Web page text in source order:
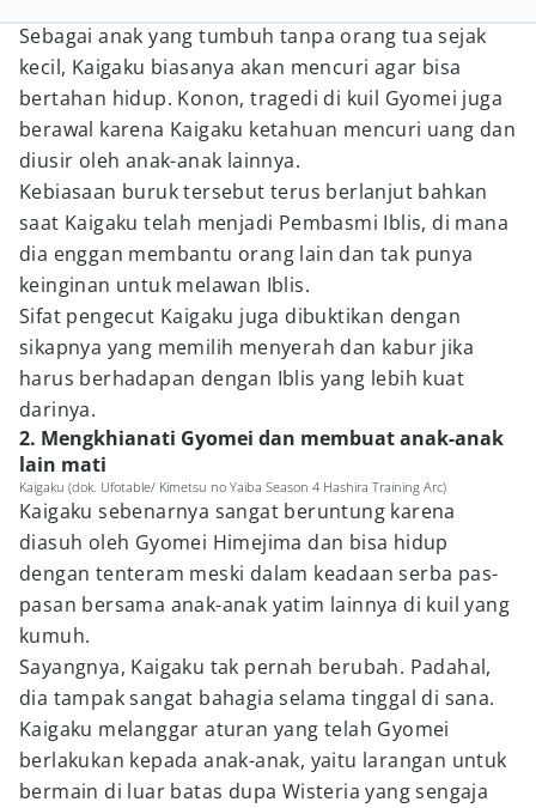
Sebagai anak yang tumbuh tanpa orang tua sejak
kecil, Kaigaku biasanya akan mencuri agar bisa
bertahan hidup. Konon, tragedi di kuil Gyomei juga
berawal karena Kaigaku ketahuan mencuri uang dan
diusir oleh anak-anak lainnya.
Kebiasaan buruk tersebut terus berlanjut bahkan
saat Kaigaku telah menjadi Pembasmi Iblis, di mana
dia enggan membantu orang lain dan tak punya
keinginan untuk melawan Iblis.
Sifat pengecut Kaigaku juga dibuktikan dengan
sikapnya yang memilih menyerah dan kabur jika
harus berhadapan dengan Iblis yang lebih kuat
darinya.
2. Mengkhianati Gyomei dan membuat anak-anak
lain mati
Kaigaku (dok. Ufotable/ Kimetsu no Yaiba Season 4 Hashira Training Arc)
Kaigaku sebenarnya sangat beruntung karena
diasuh oleh Gyomei Himejima dan bisa hidup
dengan tenteram meski dalam keadaan serba pas-
pasan bersama anak-anak yatim lainnya di kuil yang
kumuh.
Sayangnya, Kaigaku tak pernah berubah. Padahal,
dia tampak sangat bahagia selama tinggal di sana.
Kaigaku melanggar aturan yang telah Gyomei
berlakukan kepada anak-anak, yaitu larangan untuk
bermain di luar batas dupa Wisteria yang sengaja